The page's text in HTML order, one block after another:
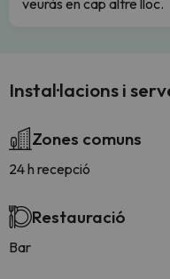
veuràs en cap altre lloc.
Instal·lacions i
Zones comuns
24 h recepció
Restauració
Bar